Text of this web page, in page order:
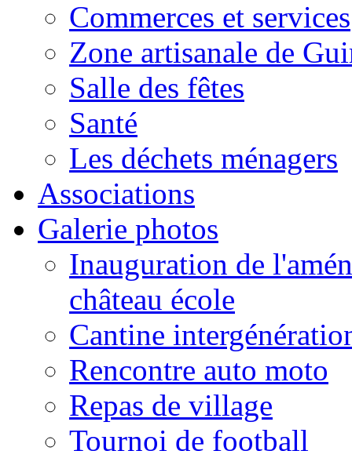
Commerces et services
Zone artisanale de
Salle des fêtes
Santé
Les déchets ménagers
Associations
Galerie photos
Inauguration de
château école
Cantine
Rencontre auto moto
Repas de village
Tournoi de football